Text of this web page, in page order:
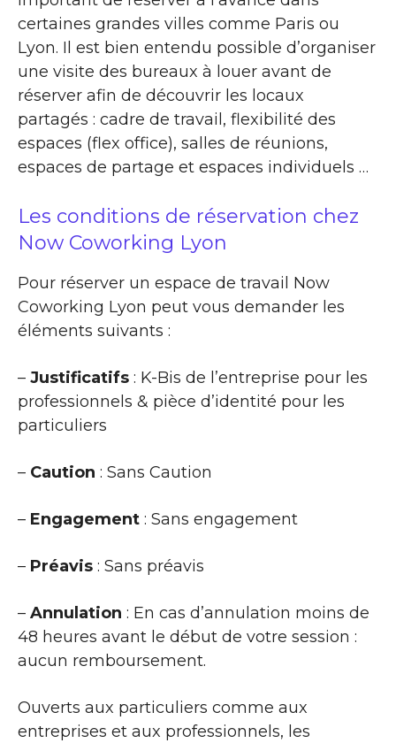
certaines grandes villes comme Paris ou
Lyon. Il est bien entendu possible d’organiser
une visite des bureaux à louer avant de
réserver afin de découvrir les locaux
partagés : cadre de travail, flexibilité des
espaces (flex office), salles de réunions,
espaces de partage et espaces individuels …
Les conditions de réservation chez
Now Coworking Lyon
Pour réserver un espace de travail Now
Coworking Lyon peut vous demander les
éléments suivants :
– Justificatifs : K-Bis de l’entreprise pour les
professionnels & pièce d’identité pour les
particuliers
– Caution : Sans Caution
– Engagement : Sans engagement
– Préavis : Sans préavis
– Annulation : En cas d’annulation moins de
48 heures avant le début de votre session :
aucun remboursement.
Ouverts aux particuliers comme aux
entreprises et aux professionnels, les